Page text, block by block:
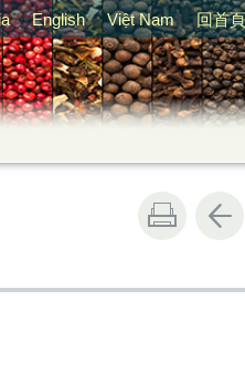
English Việt Nam 回首頁